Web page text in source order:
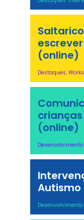
(online)
Destaques,
crianças
(online)